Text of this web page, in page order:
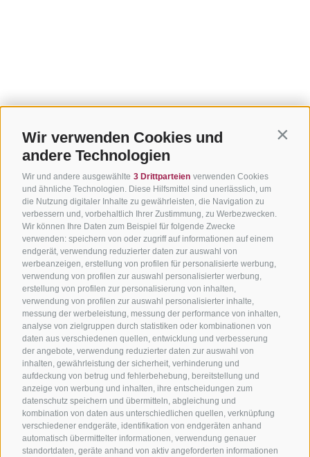
Wir verwenden Cookies und
andere Technologien
Wir und andere ausgewählte 3 Drittparteien verwenden Cookies
und ähnliche Technologien. Diese Hilfsmittel sind unerlässlich, um
die Nutzung digitaler Inhalte zu gewährleisten, die Navigation zu
verbessern und, vorbehaltlich Ihrer Zustimmung, zu Werbezwecken.
Wir können Ihre Daten zum Beispiel für folgende Zwecke
verwenden: speichern von oder zugriff auf informationen auf einem
endgerät, verwendung reduzierter daten zur auswahl von
werbeanzeigen, erstellung von profilen für personalisierte werbung,
verwendung von profilen zur auswahl personalisierter werbung,
erstellung von profilen zur personalisierung von inhalten,
verwendung von profilen zur auswahl personalisierter inhalte,
messung der werbeleistung, messung der performance von inhalten,
analyse von zielgruppen durch statistiken oder kombinationen von
daten aus verschiedenen quellen, entwicklung und verbesserung
der angebote, verwendung reduzierter daten zur auswahl von
inhalten, gewährleistung der sicherheit, verhinderung und
aufdeckung von betrug und fehlerbehebung, bereitstellung und
anzeige von werbung und inhalten, ihre entscheidungen zum
datenschutz speichern und übermitteln, abgleichung und
kombination von daten aus unterschiedlichen quellen, verknüpfung
verschiedener endgeräte, identifikation von endgeräten anhand
automatisch übermittelter informationen, verwendung genauer
standortdaten, geräte anhand von aktiv angeforderten informationen